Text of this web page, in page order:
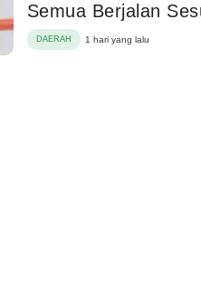
Semua Berjalan
DAERAH 1 hari yang lalu